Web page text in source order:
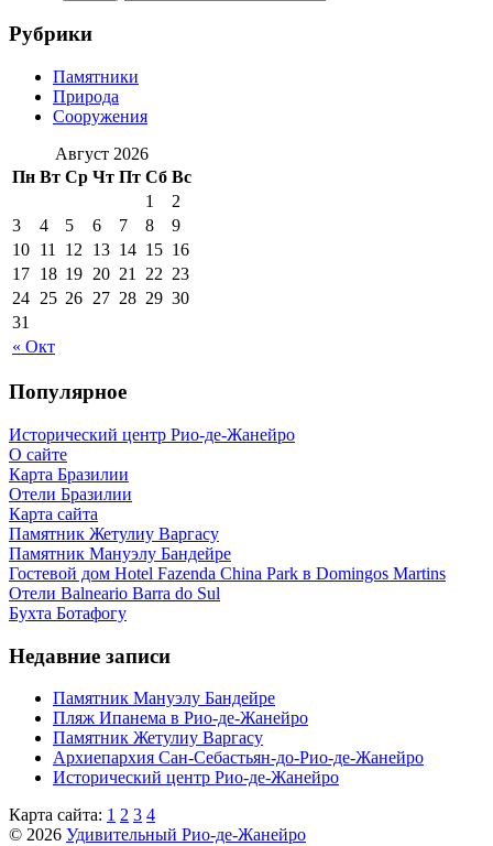
Рубрики
Памятники
Природа
Сооружения
Август 2026
Пн Вт Ср Чт Пт Сб Вс
« Окт
1
2
3
4 5 6 7 8
9
10 11 12 13 14 15 16
17 18 19 20 21 22 23
24 25 26 27 28 29 30
31
Популярное
Исторический центр Рио-де-Жанейро
О сайте
Карта Бразилии
Отели Бразилии
Карта сайта
Памятник Жетулиу Варгасу
Памятник Мануэлу Бандейре
Гостевой дом Hotel Fazenda China Park в Domingos Martins
Отели Balneario Barra do Sul
Бухта Ботафогу
Недавние записи
Памятник Мануэлу Бандейре
Пляж Ипанема в Рио-де-Жанейро
Памятник Жетулиу Варгасу
Архиепархия Сан-Себастьян-до-Рио-де-Жанейро
Исторический центр Рио-де-Жанейро
Карта сайта: 1 2 3 4
© 2026 Удивительный Рио-де-Жанейро